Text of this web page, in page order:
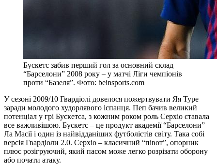
Бускетс забив перший гол за основний склад
“Барселони” 2008 року – у матчі Ліги чемпіонів
проти “Базеля”. Фото: beinsports.com
У сезоні 2009/10 Гвардіолі довелося пожертвувати Яя Туре
заради молодого худорлявого іспанця. Пеп бачив великий
потенціал у грі Бускетса, з кожним роком роль Серхіо ставала
все важливішою. Бускетс – це продукт академії “Барселони”
Ла Масії і один із найвідданіших футболістів світу. Така собі
версія Гвардіоли 2.0. Серхіо – класичний “півот”, опорник
плюс розігруючий, який пасом може легко розрізати оборону
або почати атаку.